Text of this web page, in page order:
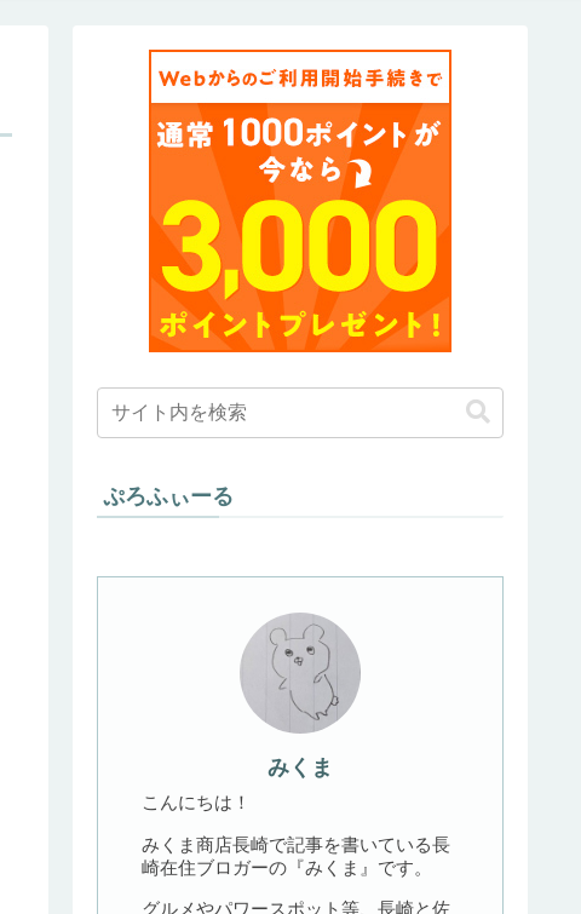
ぷろふぃーる
みくま
こんにちは！
みくま商店長崎で記事を書いている長
崎在住ブロガーの『みくま』です。
グルメやパワースポット等、長崎と佐